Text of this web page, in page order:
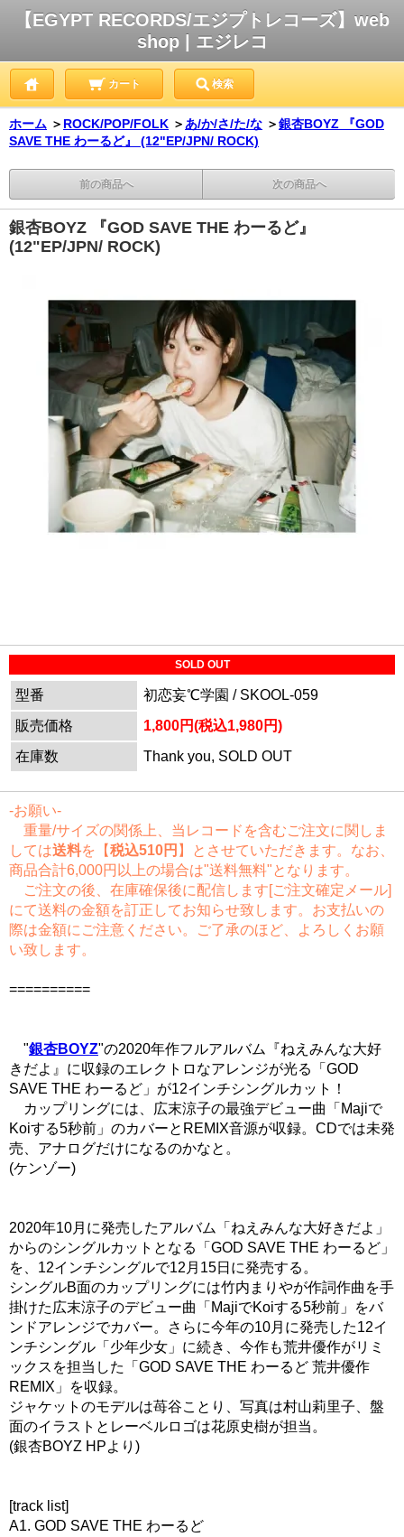
【EGYPT RECORDS/エジプトレコーズ】web
shop | エジレコ
カート 検索
ホーム ＞ ROCK/POP/FOLK ＞ あ/か/さ/た/な ＞銀杏BOYZ 『GOD
SAVE THE わーるど』 (12"EP/JPN/ ROCK)
前の商品へ 次の商品へ
銀杏BOYZ 『GOD SAVE THE わーるど』
(12"EP/JPN/ ROCK)
SOLD OUT
型番
初恋妄℃学園 / SKOOL-059
販売価格
1,800円(税込1,980円)
在庫数
Thank you, SOLD OUT
-お願い-
重量/サイズの関係上、当レコードを含むご注文に関しま
しては送料を【税込510円 】とさせていただきます。なお、
商品合計6,000円以上の場合は"送料無料"となります。
ご注文の後、在庫確保後に配信します[ご注文確定メール]
にて送料の金額を訂正してお知らせ致します。お支払いの
際は金額にご注意ください。ご了承のほど、よろしくお願
い致します。
==========
"銀杏BOYZ"の2020年作フルアルバム『ねえみんな大好
きだよ』に収録のエレクトロなアレンジが光る「GOD
SAVE THE わーるど」が12インチシングルカット！
カップリングには、広末涼子の最強デビュー曲「Majiで
Koiする5秒前」のカバーとREMIX音源が収録。CDでは未発
売、アナログだけになるのかなと。
(ケンゾー)
2020年10月に発売したアルバム「ねえみんな大好きだよ」
からのシングルカットとなる「GOD SAVE THE わーるど」
を、12インチシングルで12月15日に発売する。
シングルB面のカップリングには竹内まりやが作詞作曲を手
掛けた広末涼子のデビュー曲「MajiでKoiする5秒前」をバ
ンドアレンジでカバー。さらに今年の10月に発売した12イ
ンチシングル「少年少女」に続き、今作も荒井優作がリミ
ックスを担当した「GOD SAVE THE わーるど 荒井優作
REMIX」を収録。
ジャケットのモデルは苺谷ことり、写真は村山莉里子、盤
面のイラストとレーベルロゴは花原史樹が担当。
(銀杏BOYZ HPより)
[track list]
A1. GOD SAVE THE わーるど